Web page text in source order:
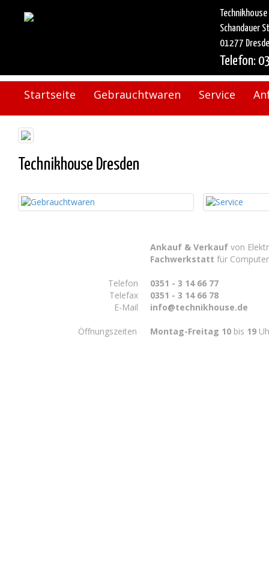
Technikhouse
Schandauer
01277
Telefon:
Startseite Gebrauchtwaren Service
Technikhouse Dresden
Ankauf & Verkauf von
Fachwerkstatt für
Telefon
Telefax
E-Mail
0351 - 3 14 66 77
0351 - 3 14 66 78
info@technikhouse.de
Öffnungszeiten Montag-Freitag 10 bis 19